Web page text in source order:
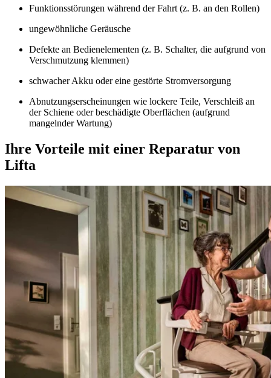
Funktionsstörungen während der Fahrt (z. B. an den Rollen)
ungewöhnliche Geräusche
Defekte an Bedienelementen (z. B. Schalter, die aufgrund von
Verschmutzung klemmen)
schwacher Akku oder eine gestörte Stromversorgung
Abnutzungserscheinungen wie lockere Teile, Verschleiß an
der Schiene oder beschädigte Oberflächen (aufgrund
mangelnder Wartung)
Ihre Vorteile mit einer Reparatur von
Lifta